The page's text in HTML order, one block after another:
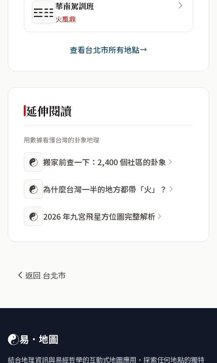
☲☷華南駕訓班
火風鼎
查看台北市所有地點
延伸閱讀
用數據看懂台灣的卦象地理
☯ 搬家前查一下：2,400 個社區的卦象
☯ 為什麼台灣一半的地方都帶「火」？
☯ 2026 年九宮飛星方位圖完整解析
返回 台北市
☯易．地圖
結合地理資訊與易經哲學的互動式地圖應用，探索任何地點的獨特